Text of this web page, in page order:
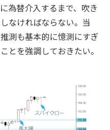
為替介入するまで、吹き
なければならない。当
測も基本的に憶測にすぎ
とを強調しておきたい。